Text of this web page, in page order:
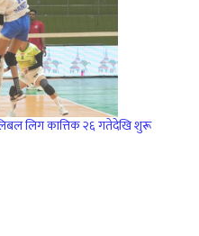
लिग कात्तिक २६ गतेदेखि शुरू